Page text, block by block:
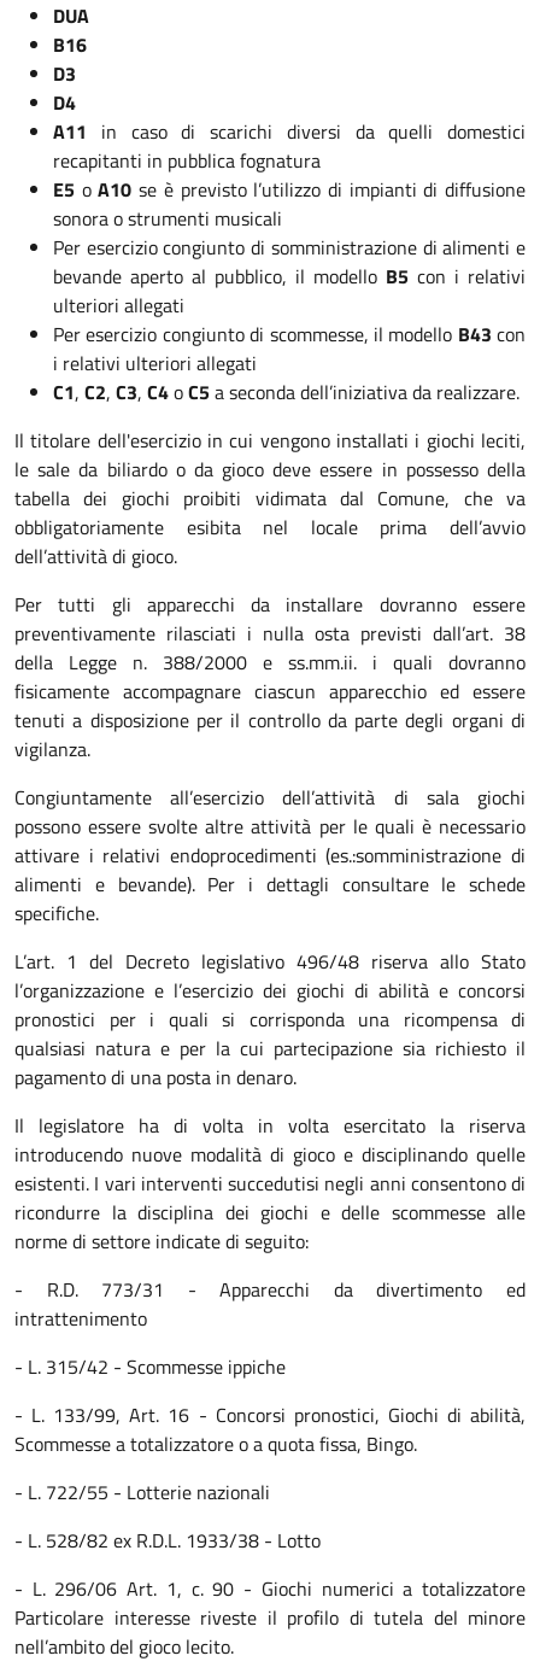
DUA
B16
D3
D4
A11 in caso di scarichi diversi da quelli domestici
recapitanti in pubblica fognatura
E5 oA10 se è previsto l’utilizzo di impianti di diffusione
sonora o strumenti musicali
Per esercizio congiunto di somministrazione di alimenti e
bevande aperto al pubblico, il modello B5 con i relativi
ulteriori allegati
Per esercizio congiunto di scommesse, il modello B43 con
i relativi ulteriori allegati
C1, C2, C3, C4oC5a seconda dell’iniziativa da realizzare.
Il titolare dell'esercizio in cui vengono installati i giochi leciti,
le sale da biliardo o da gioco deve essere in possesso della
tabella dei giochi proibiti vidimata dal Comune, che va
obbligatoriamente esibita nel locale prima dell’avvio
dell’attività di gioco.
Per tutti gli apparecchi da installare dovranno essere
preventivamente rilasciati i nulla osta previsti dall’art. 38
della Legge n. 388/2000 e ss.mm.ii. i quali dovranno
fisicamente accompagnare ciascun apparecchio ed essere
tenuti a disposizione per il controllo da parte degli organi di
vigilanza.
Congiuntamente all’esercizio dell’attività di sala giochi
possono essere svolte altre attività per le quali è necessario
attivare i relativi endoprocedimenti (es.:somministrazione di
alimenti e bevande). Per i dettagli consultare le schede
specifiche.
L’art. 1 del Decreto legislativo 496/48 riserva allo Stato
l’organizzazione e l’esercizio dei giochi di abilità e concorsi
pronostici per i quali si corrisponda una ricompensa di
qualsiasi natura e per la cui partecipazione sia richiesto il
pagamento di una posta in denaro.
Il legislatore ha di volta in volta esercitato la riserva
introducendo nuove modalità di gioco e disciplinando quelle
esistenti. I vari interventi succedutisi negli anni consentono di
ricondurre la disciplina dei giochi e delle scommesse alle
norme di settore indicate di seguito:
- R.D. 773/31 - Apparecchi da divertimento ed
intrattenimento
- L. 315/42 - Scommesse ippiche
- L. 133/99, Art. 16 - Concorsi pronostici, Giochi di abilità,
Scommesse a totalizzatore o a quota fissa, Bingo.
- L. 722/55 - Lotterie nazionali
- L. 528/82 ex R.D.L. 1933/38 - Lotto
- L. 296/06 Art. 1, c. 90 - Giochi numerici a totalizzatore
Particolare interesse riveste il profilo di tutela del minore
nell’ambito del gioco lecito.